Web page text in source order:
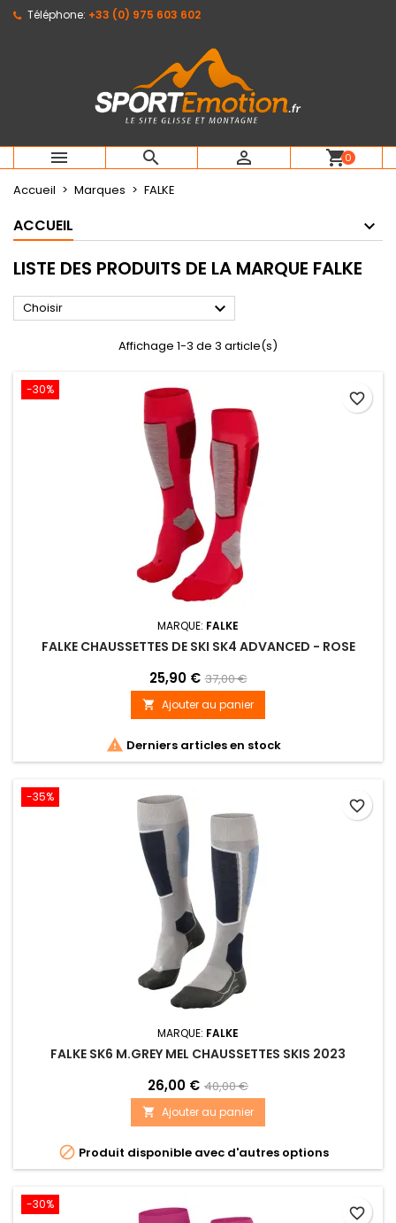
Téléphone: +33 (0) 975 603 602
   shopping_cart0
Accueil Marques FALKE
ACCUEIL
LISTE DES PRODUITS DE LA MARQUE FALKE
Choisir 
Affichage 1-3 de 3 article(s)
-30%
MARQUE: FALKE
FALKE CHAUSSETTES DE SKI SK4 ADVANCED - ROSE
25,90 € 37,00 €
 Ajouter au panier
 Derniers articles en stock
favorite_border
-35%
MARQUE: FALKE
FALKE SK6 M.GREY MEL CHAUSSETTES SKIS 2023
26,00 € 40,00 €
 Ajouter au panier
 Produit disponible avec d'autres options
favorite_border
-30%
favorite_border
Créer une nouvelle liste
((confirmMessage))
Nom de la liste d'envies
Annuler Créer une liste d'envies
Vous devez être connecté pour ajouter des produits
à votre liste d'envies.
Annuler Connexion